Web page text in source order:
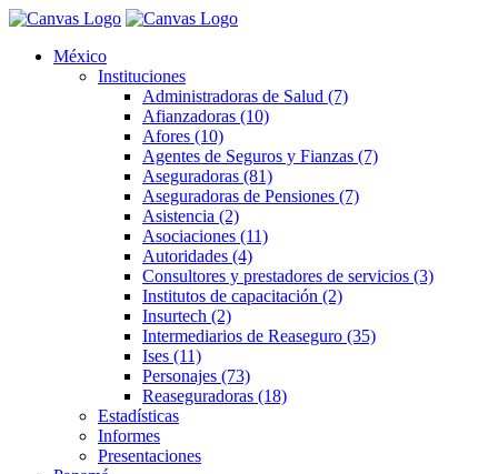
México
Instituciones
Administradoras de Salud (7)
Afianzadoras (10)
Afores (10)
Agentes de Seguros y Fianzas (7)
Aseguradoras (81)
Aseguradoras de Pensiones (7)
Asistencia (2)
Asociaciones (11)
Autoridades (4)
Consultores y prestadores de servicios (3)
Institutos de capacitación (2)
Insurtech (2)
Intermediarios de Reaseguro (35)
Ises (11)
Personajes (73)
Reaseguradoras (18)
Estadísticas
Informes
Presentaciones